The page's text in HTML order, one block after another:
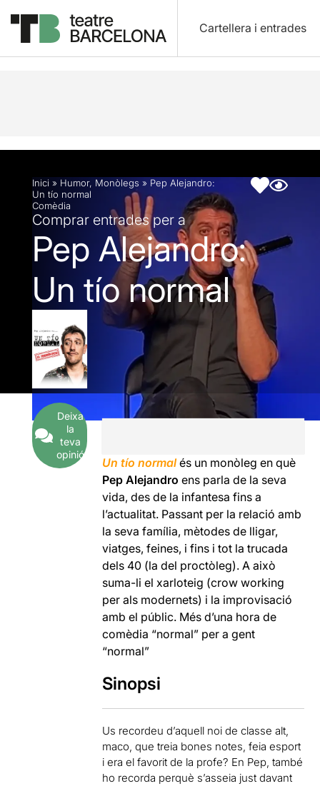
Cartellera i entrades
Descripció Fitxa artística
Inici » Humor, Monòlegs » Pep Alejandro:
Un tío normal
Comèdia
Comprar entrades per a
Pep Alejandro:
Un tío normal
Deixa
la
teva
opinió
Un tío normalés un monòleg en què
Pep Alejandro ens parla de la seva
vida, des de la infantesa fins a
l’actualitat. Passant per la relació amb
la seva família, mètodes de lligar,
viatges, feines, i fins i tot la trucada
dels 40 (la del proctòleg). A això
suma-li el xarloteig (crow working
per als modernets) i la improvisació
amb el públic. Més d’una hora de
comèdia “normal” per a gent
“normal”
Sinopsi
Us recordeu d’aquell noi de classe alt,
maco, que treia bones notes, feia esport
i era el favorit de la profe? En Pep, també
ho recorda perquè s’asseia just davant